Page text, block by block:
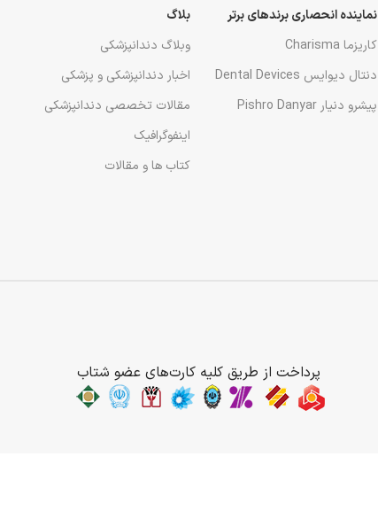
نماینده انحصاری برندهای برتر
کاریزما Charisma
دنتال دیوایس Dental Devices
پیشرو دنیار Pishro Danyar
بلاگ
وبلاگ دندانپزشکی
اخبار دندانپزشکی و پزشکی
مقالات تخصصی دندانپزشکی
اینفوگرافیک
کتاب ها و مقالات
پرداخت از طریق کلیه کارت‌های عضو شتاب